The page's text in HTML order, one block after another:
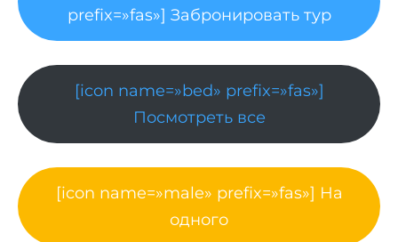
prefix=»fas»] Забронировать тур
[icon name=»bed» prefix=»fas»]
Посмотреть все
[icon name=»male» prefix=»fas»] На
одного